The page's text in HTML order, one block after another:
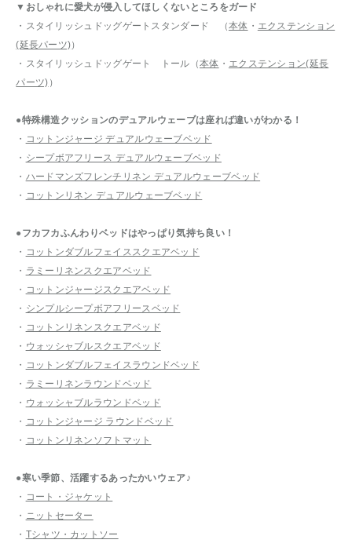
▼おしゃれに愛犬が侵入してほしくないところをガード
・スタイリッシュドッグゲートスタンダード （本体 ・ エクステンション
(延長パーツ)）
・スタイリッシュドッグゲート トール（本体 ・ エクステンション(延長
パーツ) ）
●特殊構造クッションのデュアルウェーブは座れば違いがわかる！
・ コットンジャージ デュアルウェーブベッド
・ シープボアフリース デュアルウェーブベッド
・ ハードマンズフレンチリネン デュアルウェーブベッド
・ コットンリネン デュアルウェーブベッド
●フカフカふんわりベッドはやっぱり気持ち良い！
・ コットンダブルフェイススクエアベッド
・ ラミーリネンスクエアベッド
・ コットンジャージスクエアベッド
・ シンプルシープボアフリースベッド
・ コットンリネンスクエアベッド
・ ウォッシャブルスクエアベッド
・ コットンダブルフェイスラウンドベッド
・ ラミーリネンラウンドベッド
・ ウォッシャブルラウンドベッド
・ コットンジャージ ラウンドベッド
・ コットンリネンソフトマット
●寒い季節、活躍するあったかいウェア♪
・ コート・ジャケット
・ ニットセーター
・ Tシャツ・カットソー